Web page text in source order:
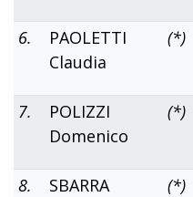
6.
PAOLETTI
Claudia
(*)
7.
POLIZZI
Domenico
(*)
8.
SBARRA
(*)